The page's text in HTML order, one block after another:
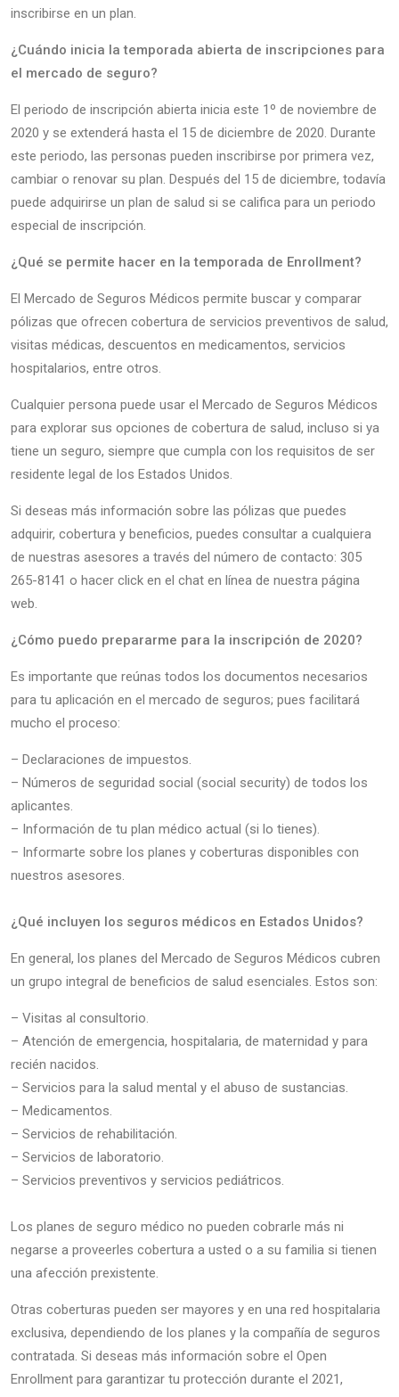
inscribirse en un plan.
¿Cuándo inicia la temporada abierta de inscripciones para
el mercado de seguro?
El periodo de inscripción abierta inicia este 1º de noviembre de
2020 y se extenderá hasta el 15 de diciembre de 2020. Durante
este periodo, las personas pueden inscribirse por primera vez,
cambiar o renovar su plan. Después del 15 de diciembre, todavía
puede adquirirse un plan de salud si se califica para un periodo
especial de inscripción.
¿Qué se permite hacer en la temporada de Enrollment?
El Mercado de Seguros Médicos permite buscar y comparar
pólizas que ofrecen cobertura de servicios preventivos de salud,
visitas médicas, descuentos en medicamentos, servicios
hospitalarios, entre otros.
Cualquier persona puede usar el Mercado de Seguros Médicos
para explorar sus opciones de cobertura de salud, incluso si ya
tiene un seguro, siempre que cumpla con los requisitos de ser
residente legal de los Estados Unidos.
Si deseas más información sobre las pólizas que puedes
adquirir, cobertura y beneficios, puedes consultar a cualquiera
de nuestras asesores a través del número de contacto: 305
265-8141 o hacer click en el chat en línea de nuestra página
web.
¿Cómo puedo prepararme para la inscripción de 2020?
Es importante que reúnas todos los documentos necesarios
para tu aplicación en el mercado de seguros; pues facilitará
mucho el proceso:
– Declaraciones de impuestos.
– Números de seguridad social (social security) de todos los
aplicantes.
– Información de tu plan médico actual (si lo tienes).
– Informarte sobre los planes y coberturas disponibles con
nuestros asesores.
¿Qué incluyen los seguros médicos en Estados Unidos?
En general, los planes del Mercado de Seguros Médicos cubren
un grupo integral de beneficios de salud esenciales. Estos son:
– Visitas al consultorio.
– Atención de emergencia, hospitalaria, de maternidad y para
recién nacidos.
– Servicios para la salud mental y el abuso de sustancias.
– Medicamentos.
– Servicios de rehabilitación.
– Servicios de laboratorio.
– Servicios preventivos y servicios pediátricos.
Los planes de seguro médico no pueden cobrarle más ni
negarse a proveerles cobertura a usted o a su familia si tienen
una afección prexistente.
Otras coberturas pueden ser mayores y en una red hospitalaria
exclusiva, dependiendo de los planes y la compañía de seguros
contratada. Si deseas más información sobre el Open
Enrollment para garantizar tu protección durante el 2021,